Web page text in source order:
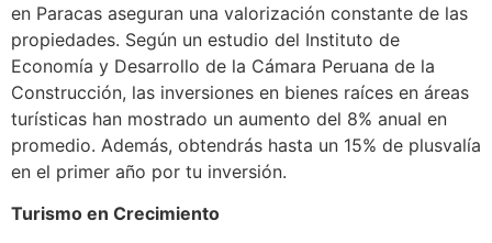
en Paracas aseguran una valorización constante de las
propiedades. Según un estudio del Instituto de
Economía y Desarrollo de la Cámara Peruana de la
Construcción, las inversiones en bienes raíces en áreas
turísticas han mostrado un aumento del 8% anual en
promedio. Además, obtendrás hasta un 15% de plusvalía
en el primer año por tu inversión.
Turismo en Crecimiento